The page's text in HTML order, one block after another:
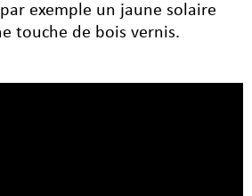
exemple un jaune solaire
touche de bois vernis.